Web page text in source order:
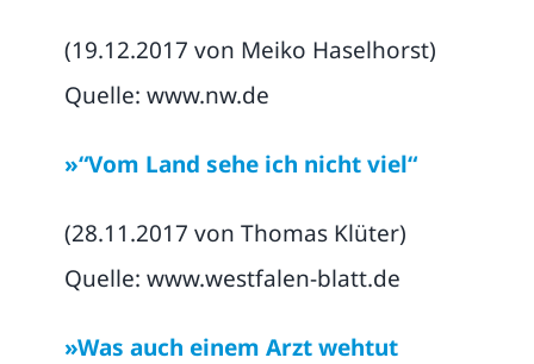
(19.12.2017 von Meiko Haselhorst)
Quelle: www.nw.de
»“Vom Land sehe ich nicht viel“
(28.11.2017 von Thomas Klüter)
Quelle: www.westfalen-blatt.de
»Was auch einem Arzt wehtut